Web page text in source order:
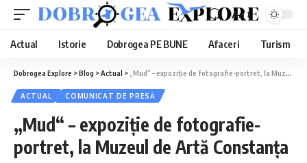
Aa
Actual Istorie Dobrogea PE BUNE Afaceri Turism
Dobrogea Explore >Blog >Actual > „Mud“ – expoziție de fotografie-portret, la Muzeul de Artă Constanţa
ACTUAL COMUNICAT DE PRESĂ
„Mud“ – expoziție de fotografie-
portret, la Muzeul de Artă Constanţa